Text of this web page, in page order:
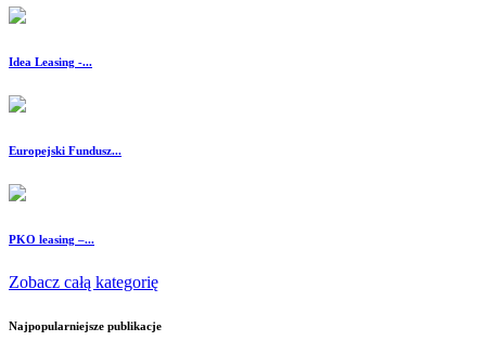
Idea Leasing -...
Europejski Fundusz...
PKO leasing –...
Zobacz całą kategorię
Najpopularniejsze publikacje